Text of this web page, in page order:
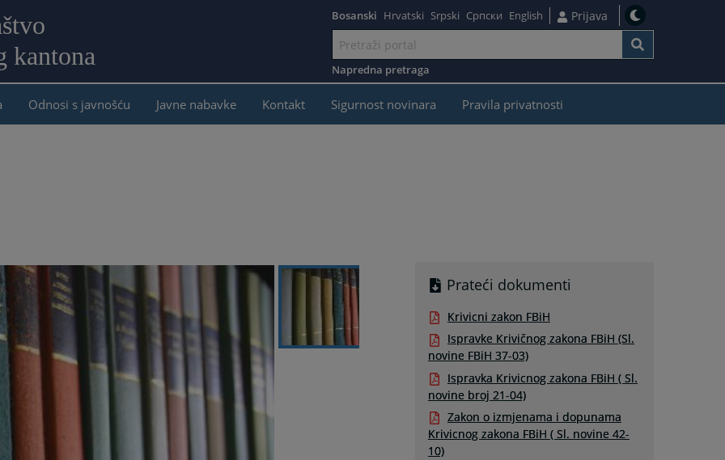
kantona
sadržaj
Bosanski Hrvatski Srpski Српски English Prijava
Napredna pretraga
Odnosi s javnošću Javne nabavke Kontakt Sigurnost novinara Pravila privatnosti
Prateći dokumenti
Krivicni zakon FBiH
Ispravke Krivičnog zakona FBiH (Sl.
novine FBiH 37-03)
Ispravka Krivicnog zakona FBiH ( Sl.
novine broj 21-04)
Zakon o izmjenama i dopunama
Krivicnog zakona FBiH ( Sl. novine 42-
10)